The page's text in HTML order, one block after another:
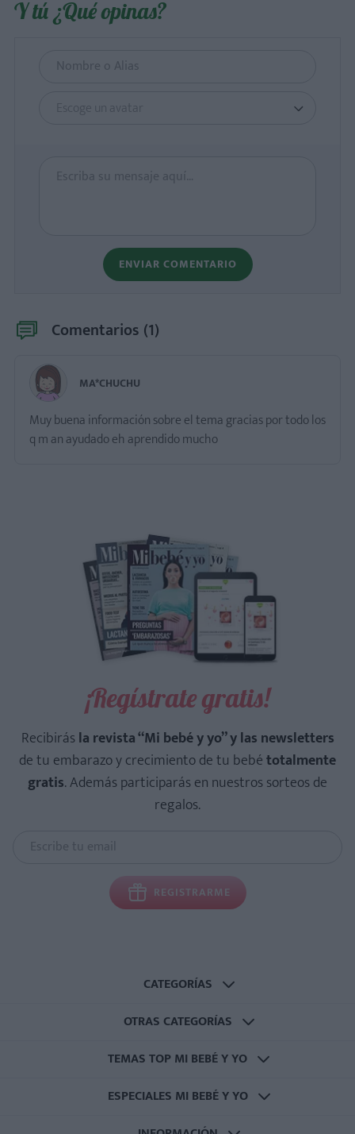
Y tú ¿Qué opinas?
Escoge un avatar
ENVIAR COMENTARIO
Comentarios (1)
MA*CHUCHU
Muy buena información sobre el tema gracias por todo los
q m an ayudado eh aprendido mucho
¡Regístrate gratis!
Recibirásla revista “Mi bebé y yo” y las newsletters
de tu embarazo y crecimiento de tu bebétotalmente
gratis. Además participarás en nuestros sorteos de
regalos.
REGISTRARME
CATEGORÍAS
OTRAS CATEGORÍAS
TEMAS TOP MI BEBÉ Y YO
ESPECIALES MI BEBÉ Y YO